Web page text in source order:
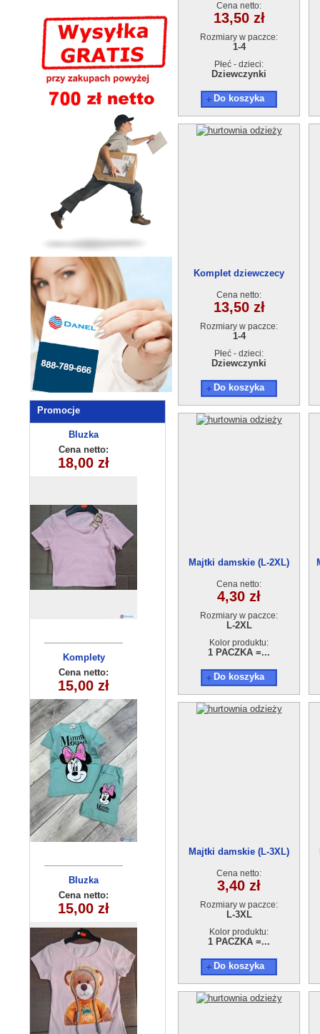
Promocje
Bluzka
dziecięca
180626-20(4-14)
6szt
Cena netto:
18,00 zł
Komplety
dziecięce
(3-10 ) 5szt
Cena netto:
15,00 zł
Bluzka
dziewczęca
260625-36(6-16)
6szt
Cena netto:
15,00 zł
Komplet
chlopiecy
KK9019(4-12)
15szt
Cena netto:
25,00 zł
Komplety
dziecięce
(3-10 ) 5szt
Cena netto:
22,00 zł
Komplet
dziecięcy
(3/4-9/10) 5szt
Cena netto:
32,00 zł
Cena netto:
13,50 zł
Rozmiary w paczce:
1-4
Płeć - dzieci:
Dziewczynki
Do koszyka
Komplet dziewczecy
Cena netto:
13,50 zł
Rozmiary w paczce:
1-4
Płeć - dzieci:
Dziewczynki
Do koszyka
Majtki damskie (L-2XL)
Cena netto:
4,30 zł
Rozmiary w paczce:
L-2XL
Kolor produktu:
1 PACZKA =...
Do koszyka
Majtki damskie (L-3XL)
Cena netto:
3,40 zł
Rozmiary w paczce:
L-3XL
Kolor produktu:
1 PACZKA =...
Do koszyka